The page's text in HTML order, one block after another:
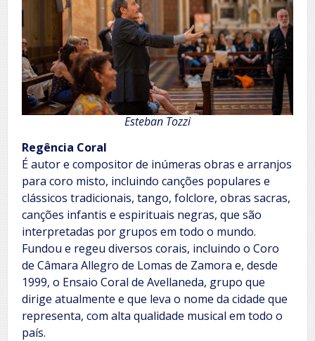
Esteban Tozzi
Regência Coral
É autor e compositor de inúmeras obras e arranjos
para coro misto, incluindo canções populares e
clássicos tradicionais, tango, folclore, obras sacras,
canções infantis e espirituais negras, que são
interpretadas por grupos em todo o mundo.
Fundou e regeu diversos corais, incluindo o Coro
de Câmara Allegro de Lomas de Zamora e, desde
1999, o Ensaio Coral de Avellaneda, grupo que
dirige atualmente e que leva o nome da cidade que
representa, com alta qualidade musical em todo o
país.